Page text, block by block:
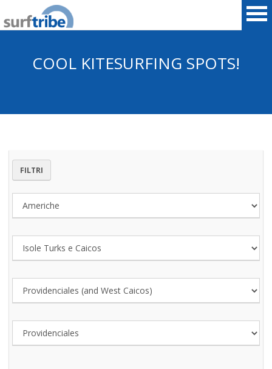
KITESURF
SUP
SKATE
COOL KITESURFING SPOTS!
FILTRI